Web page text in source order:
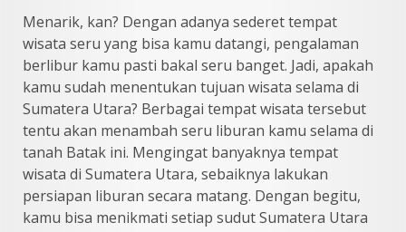
Menarik, kan? Dengan adanya sederet tempat
wisata seru yang bisa kamu datangi, pengalaman
berlibur kamu pasti bakal seru banget. Jadi, apakah
kamu sudah menentukan tujuan wisata selama di
Sumatera Utara? Berbagai tempat wisata tersebut
tentu akan menambah seru liburan kamu selama di
tanah Batak ini. Mengingat banyaknya tempat
wisata di Sumatera Utara, sebaiknya lakukan
persiapan liburan secara matang. Dengan begitu,
kamu bisa menikmati setiap sudut Sumatera Utara